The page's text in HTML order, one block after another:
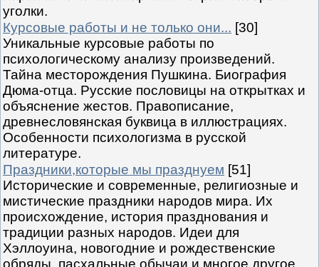
уголки.
Курсовые работы и не только они... [30]
Уникальные курсовые работы по
психологическому анализу произведений.
Тайна месторождения Пушкина. Биография
Дюма-отца. Русские пословицы на открытках и
объяснение жестов. Правописание,
древнесловянская буквица в иллюстрациях.
Особенности психологизма в русской
литературе.
Праздники,которые мы празднуем [51]
Исторические и современные, религиозные и
мистические праздники народов мира. Их
происхождение, история празднования и
традиции разных народов. Идеи для
Хэллоуина, новогодние и рождественские
обряды, пасхальные обычаи и многое другое.